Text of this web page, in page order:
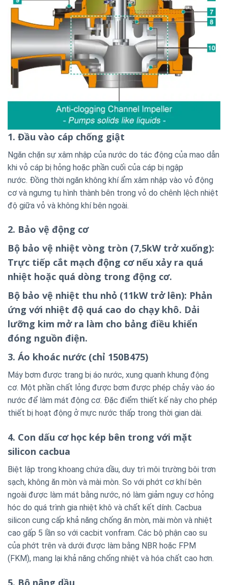
1. Đầu vào cáp chống giật
Ngăn chặn sự xâm nhập của nước do tác động của mao dẫn
khi vỏ cáp bị hỏng hoặc phần cuối của cáp bị ngập
nước. Đồng thời ngăn không khí ẩm xâm nhập vào vỏ động
cơ và ngưng tụ hình thành bên trong vỏ do chênh lệch nhiệt
độ giữa vỏ và không khí bên ngoài.
2. Bảo vệ động cơ
Bộ bảo vệ nhiệt vòng tròn (7,5kW trở xuống):
Trực tiếp cắt mạch động cơ nếu xảy ra quá
nhiệt hoặc quá dòng trong động cơ.
Bộ bảo vệ nhiệt thu nhỏ (11kW trở lên): Phản
ứng với nhiệt độ quá cao do chạy khô. Dải
lưỡng kim mở ra làm cho bảng điều khiển
đóng nguồn điện.
3. Áo khoác nước (chỉ 150B475)
Máy bơm được trang bị áo nước, xung quanh khung động
cơ. Một phần chất lỏng được bơm được phép chảy vào áo
nước để làm mát động cơ. Đặc điểm thiết kế này cho phép
thiết bị hoạt động ở mực nước thấp trong thời gian dài.
4. Con dấu cơ học kép bên trong với mặt
silicon cacbua
Biệt lập trong khoang chứa dầu, duy trì môi trường bôi trơn
sạch, không ăn mòn và mài mòn. So với phớt cơ khí bên
ngoài được làm mát bằng nước, nó làm giảm nguy cơ hỏng
hóc do quá trình gia nhiệt khô và chất kết dính. Cacbua
silicon cung cấp khả năng chống ăn mòn, mài mòn và nhiệt
cao gấp 5 lần so với cacbit vonfram. Các bộ phận cao su
của phớt trên và dưới được làm bằng NBR hoặc FPM
(FKM), mang lại khả năng chống nhiệt và hóa chất cao hơn.
5. Bộ nâng dầu